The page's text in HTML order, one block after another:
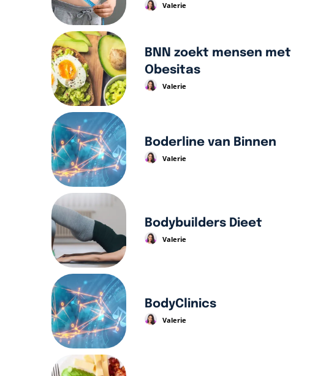
Valerie
BNN zoekt mensen met
Obesitas
Valerie
Boderline van Binnen
Valerie
Bodybuilders Dieet
Valerie
BodyClinics
Valerie